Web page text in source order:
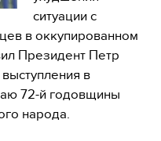
ситуации с
в оккупированном
Президент Петр
в
72-й годовщины
народа.